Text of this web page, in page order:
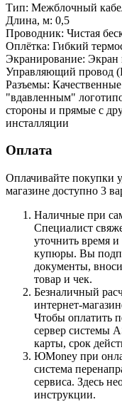
Тип: Межблочный
Длина, м: 0,5
Проводник: Чистая
Оплётка: Гибкий
Экранирование:
Управляющий провод
Разъемы:
"вдавленным"
стороны и прямые с
инсталляции
Оплата
Оплачивайте покупки
магазине доступно 3
Наличные при
Специалист
уточнить время и
купюры. Вы
документы,
товар и чек.
Безналичный
интернет-
Чтобы оплатить
сервер системы
карты, срок
ЮMoney при
система
сервиса. Здесь
инструкции.